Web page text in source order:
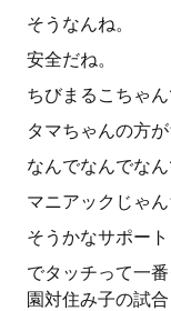
そうなんね。
安全だね。
ちびまるこちゃ
タマちゃんの方
なんでなんでなん
マニアックじゃ
そうかなサポー
でタッチって一
園対住み子の試合